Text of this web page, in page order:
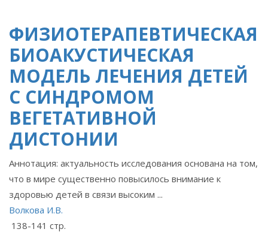
ФИЗИОТЕРАПЕВТИЧЕСКАЯ
БИОАКУСТИЧЕСКАЯ
МОДЕЛЬ ЛЕЧЕНИЯ ДЕТЕЙ
С СИНДРОМОМ
ВЕГЕТАТИВНОЙ
ДИСТОНИИ
Аннотация: актуальность исследования основана на том,
что в мире существенно повысилось внимание к
здоровью детей в связи высоким ...
Волкова И.В.
138-141 стр.